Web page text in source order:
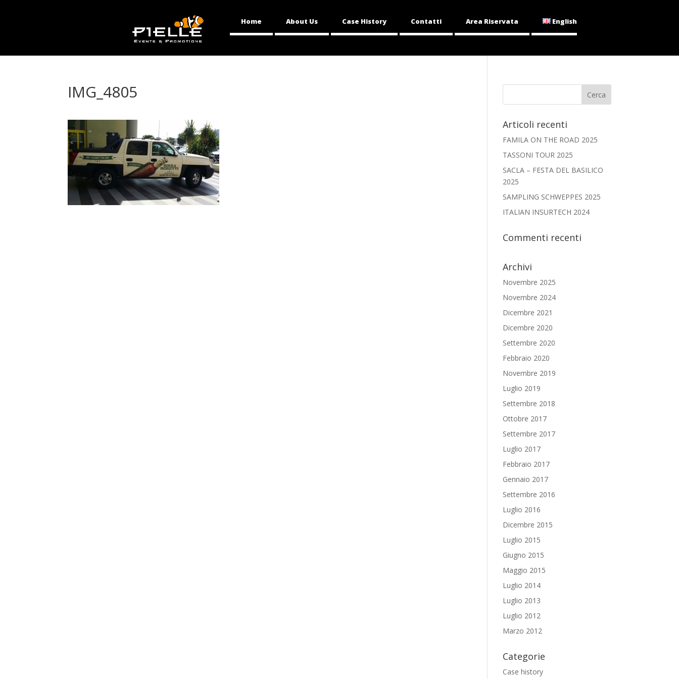
Home About Us Case History Contatti Area Riservata English
IMG_4805
Articoli recenti
FAMILA ON THE ROAD 2025
TASSONI TOUR 2025
SACLA – FESTA DEL BASILICO
2025
SAMPLING SCHWEPPES 2025
ITALIAN INSURTECH 2024
Commenti recenti
Archivi
Novembre 2025
Novembre 2024
Dicembre 2021
Dicembre 2020
Settembre 2020
Febbraio 2020
Novembre 2019
Luglio 2019
Settembre 2018
Ottobre 2017
Settembre 2017
Luglio 2017
Febbraio 2017
Gennaio 2017
Settembre 2016
Luglio 2016
Dicembre 2015
Luglio 2015
Giugno 2015
Maggio 2015
Luglio 2014
Luglio 2013
Luglio 2012
Marzo 2012
Categorie
Case history